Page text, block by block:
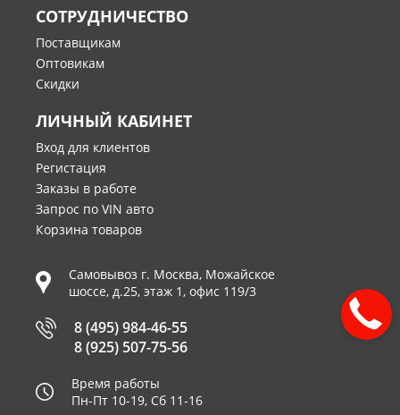
СОТРУДНИЧЕСТВО
Поставщикам
Оптовикам
Скидки
ЛИЧНЫЙ КАБИНЕТ
Вход для клиентов
Регистация
Заказы в работе
Запрос по VIN авто
Корзина товаров
Самовывоз г. Москва, Можайское
шоссе, д.25, этаж 1, офис 119/3
8 (495) 984-46-55
8 (925) 507-75-56
Время работы
Пн-Пт 10-19, Сб 11-16